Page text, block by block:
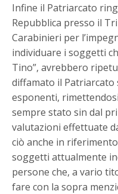
Infine il Patriarcato
Repubblica presso il
Carabinieri per
individuare i soggetti
Tino”, avrebbero
diffamato il Patriarcato
esponenti,
sempre stato sin dal
valutazioni effettuate
ciò anche in
soggetti attualmente
persone che, a vario
fare con la sopra